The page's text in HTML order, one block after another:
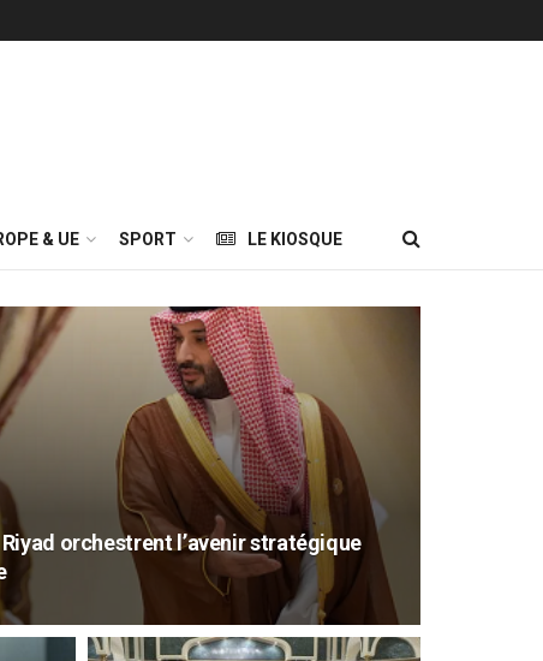
& UE SPORT LE KIOSQUE
orchestrent l’avenir stratégique